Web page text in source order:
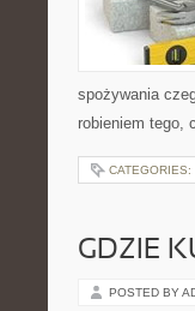
spożywania
robieniem tego,
CATEGORIES:
GDZIE
POSTED BY